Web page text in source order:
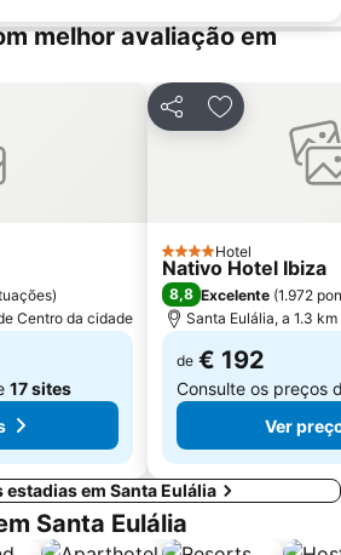
Ses Salines
Es Cavallet
Puerto Deportivo Ibiza Nueva
Cala Benirrás
Sa Blanca Dona
Cala Boix
melhor avaliação em
)
Centro da cidade
17 sites
PartilharAdicionar
4 Estrelas
Hotel
Nativo Hotel Ibiza
8,8 Excelente (1.972
Santa Eulália, a 1.3
de € 192
Consulte os preços
Ver
estadias em Santa Eulália
Santa Eulália